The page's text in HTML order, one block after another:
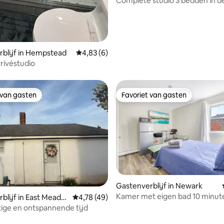
in Hempstead Gemiddelde beoordeling van 4,83 op 5, 6
4,83 (6)
gasten
gasten
in East Meado
Gemiddelde beoordeling van 4,78 op 5, 49
4,78 (49)
en ontspannende tijd
Favoriet van gasten
Favoriet van gasten
Gastenverblijf in Newark
Kamer met eigen bad 10